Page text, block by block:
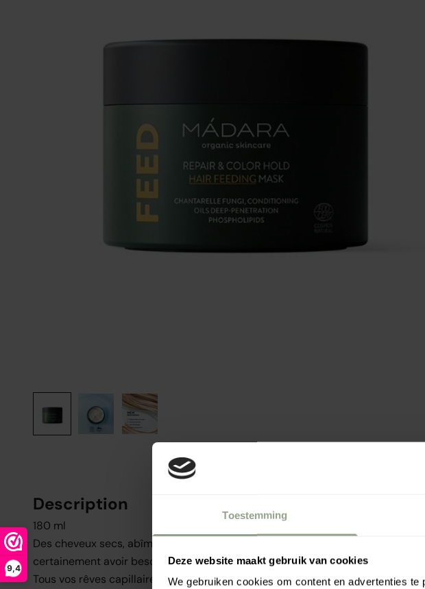
Toestemming
Deze website maakt gebruik van cookies
We gebruiken cookies om content en advertenties
9,4
Description
180 ml
Des cheveux secs, abîmés sans vie ? Alors vos cheveux pourraient
certainement avoir besoin d’un coup de pouce !
Tous vos rêves capillaires deviennent réalité avec ce masque capillaire